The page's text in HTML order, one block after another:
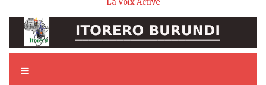
La Voix Active